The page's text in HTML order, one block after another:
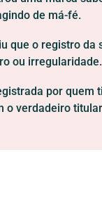
de má-fé.
que o registro da
ou irregularidade.
por quem
o verdadeiro